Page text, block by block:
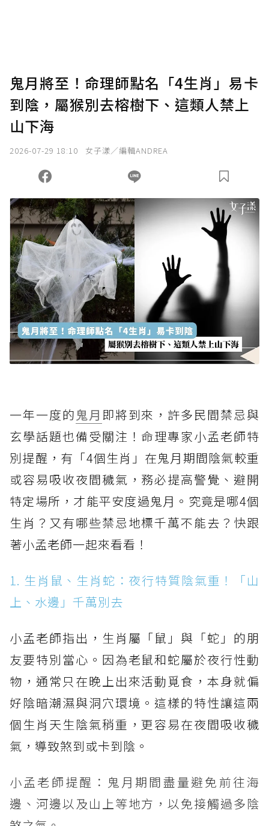
鬼月將至！命理師點名「4生肖」易卡
到陰，屬猴別去榕樹下、這類人禁上
山下海
2026-07-29 18:10 女子漾／編輯ANDREA
一年一度的鬼月 即將到來，許多民間禁忌與
玄學話題也備受關注！命理專家小孟老師特
別提醒，有「4個生肖」在鬼月期間陰氣較重
或容易吸收夜間穢氣，務必提高警覺、避開
特定場所，才能平安度過鬼月。究竟是哪4個
生肖？又有哪些禁忌地標千萬不能去？快跟
著小孟老師一起來看看！
1. 生肖鼠、生肖蛇：夜行特質陰氣重！「山
上、水邊」千萬別去
小孟老師指出，生肖屬「鼠」與「蛇」的朋
友要特別當心。因為老鼠和蛇屬於夜行性動
物，通常只在晚上出來活動覓食，本身就偏
好陰暗潮濕與洞穴環境。這樣的特性讓這兩
個生肖天生陰氣稍重，更容易在夜間吸收穢
氣，導致煞到或卡到陰。
小孟老師提醒：鬼月期間盡量避免前往海
邊、河邊以及山上等地方，以免接觸過多陰